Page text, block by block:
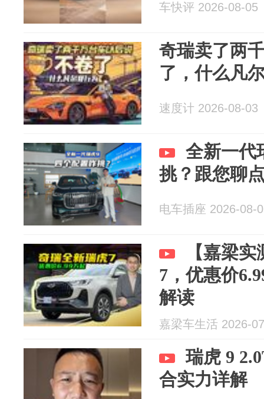
车快评 2026-08-05
奇瑞卖了两
了，什么凡
速度计 2026-08-03
全新一代
挑？跟您聊
电车插座 2026-08-
【嘉梁
7，优惠价
解读
嘉梁车生活 2026-
瑞虎 9
合实力详解